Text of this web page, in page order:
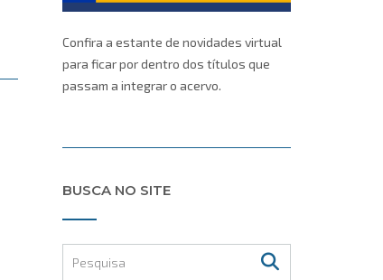
Confira a estante de novidades virtual
para ficar por dentro dos títulos que
passam a integrar o acervo.
BUSCA NO SITE